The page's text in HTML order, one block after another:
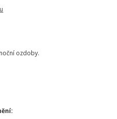
ozdoby.